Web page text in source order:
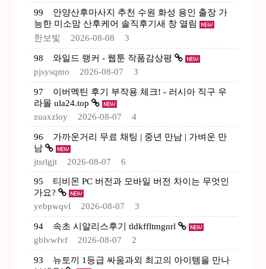
99
안양산후마사지 추천 수원 화성 용인 출장 가
능한 미소맘 산후케어 솔직후기새 창 열림
한보빛
2026-08-08 3
98
와일드 랭커 - 웹툰 작품감상평
pjsysqmo
2026-08-07 3
97
이버멕틴 후기 부작용 체크! - 러시아 직구 우
라몰 ula24.top
zuaxzloy
2026-08-07 4
96
가까운거리 무료 채팅 | 중년 만남 | 가벼운 만
남
jtsrlgjt
2026-08-07 6
95
티비몬 PC 버전과 모바일 버전 차이는 무엇인
가요?
yebpwqvl
2026-08-07 3
94
속초 시알리스후기 tldkffltmgnrl
gblvwfvf
2026-08-07 2
93
뉴토끼 1등급 싸움과외 최고의 아이템을 만나